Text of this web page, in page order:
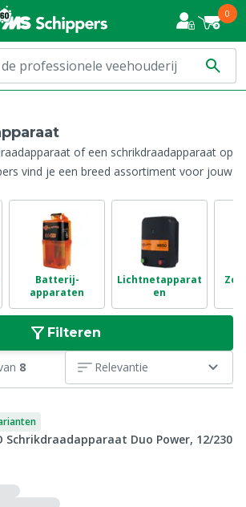
0
of een schrikdraadapparaat op
vind je een breed assortiment voor jouw
Batterij-
apparaten
Lichtnetapparat
en
Filteren
8 Relevantie
Schrikdraadapparaat Duo Power, 12/230